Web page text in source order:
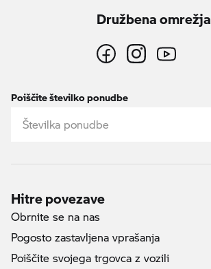
Družbena omrežja
Poiščite številko ponudbe
Hitre povezave
Obrnite se na nas
Pogosto zastavljena vprašanja
Poiščite svojega trgovca z vozili